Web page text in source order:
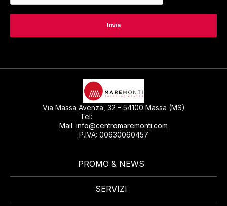
Via Massa Avenza, 32 – 54100 Massa (MS)
Tel:
Mail: info@centromaremonti.com
P.IVA: 00630060457
PROMO & NEWS
SERVIZI